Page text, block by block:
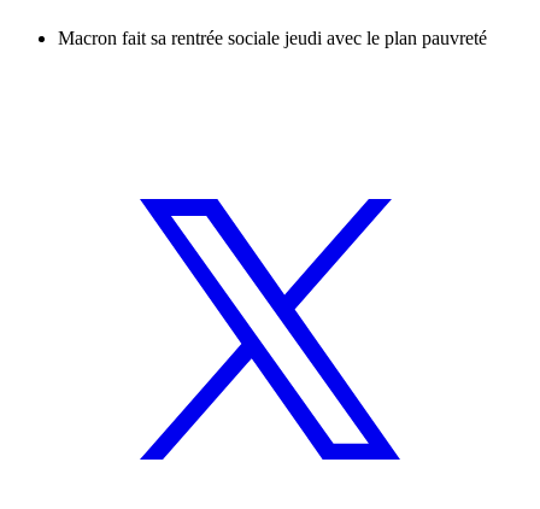
Macron fait sa rentrée sociale jeudi avec le plan pauvreté